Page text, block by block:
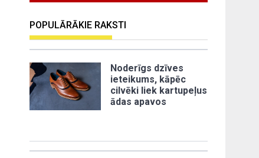
POPULĀRĀKIE RAKSTI
Noderīgs dzīves
ieteikums, kāpēc
cilvēki liek kartupeļus
ādas apavos